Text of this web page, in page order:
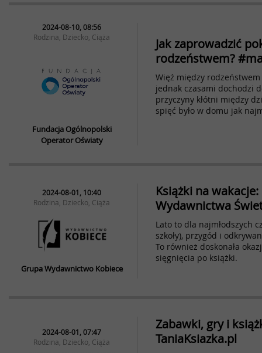
2024-08-10, 08:56
Rodzina, Dziecko, Ciąża
Fundacja Ogólnopolski
Operator Oświaty
Jak zaprowadzić
rodzeństwem?
Więź między
jednak czasami dochodzi
przyczyny kłótni między
spięć było w domu jak
2024-08-01, 10:40
Rodzina, Dziecko, Ciąża
Grupa Wydawnictwo Kobiece
Książki na
Wydawnictwa
Lato to dla najmłodszych
szkoły), przygód i
To również doskonała
sięgnięcia po książki.
2024-08-01, 07:47
Rodzina, Dziecko, Ciąża
Zabawki, gry i
TaniaKsiazka.pl